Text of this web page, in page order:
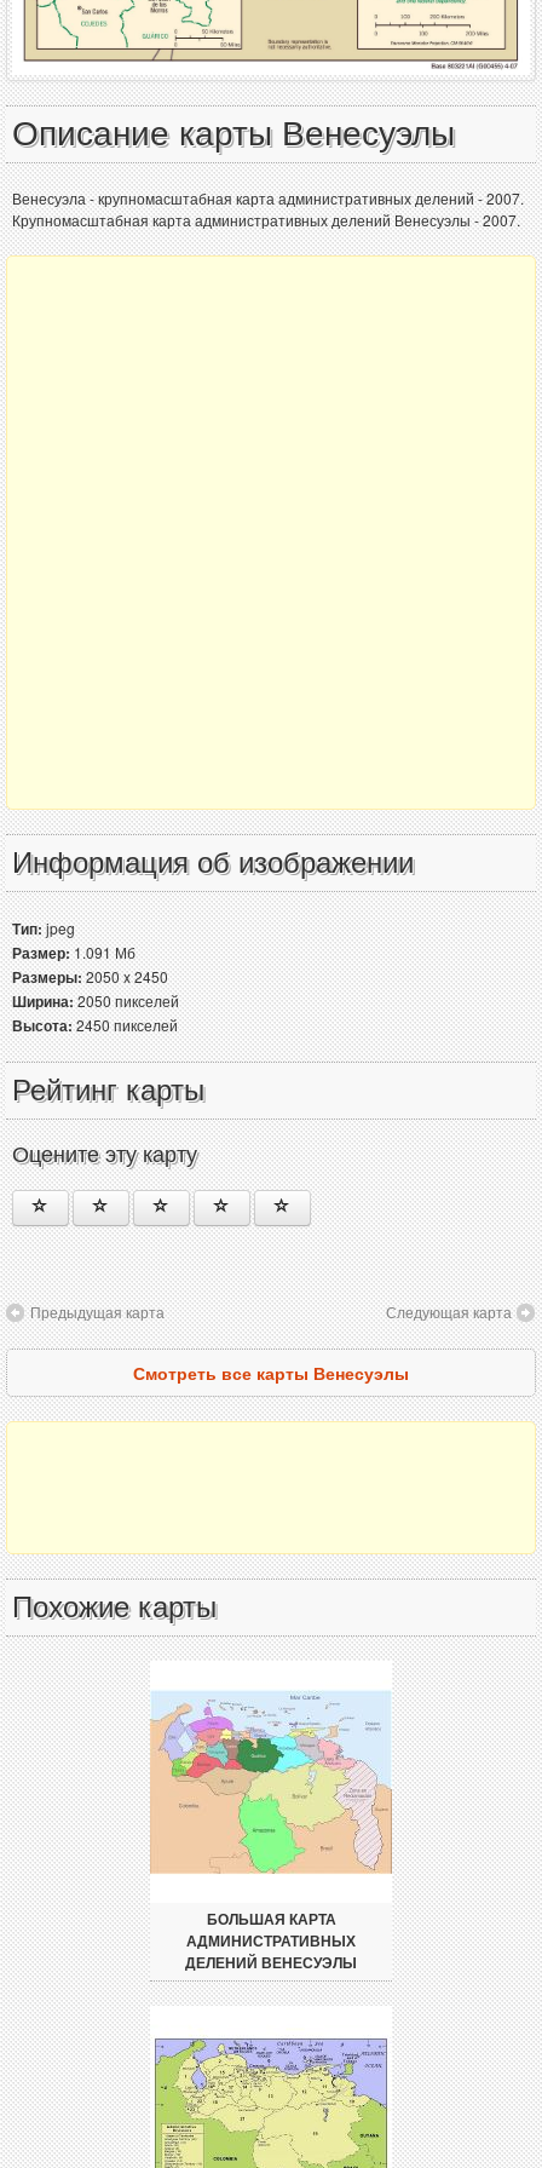
Описание карты Венесуэлы
Венесуэла - крупномасштабная карта административных делений - 2007.
Крупномасштабная карта административных делений Венесуэлы - 2007.
Информация об изображении
Тип:jpeg
Размер:1.091 Мб
Размеры:2050 x 2450
Ширина:2050 пикселей
Высота:2450 пикселей
Рейтинг карты
Оцените эту карту
Предыдущая карта Следующая карта
Смотреть все карты Венесуэлы
Похожие карты
БОЛЬШАЯ КАРТА
АДМИНИСТРАТИВНЫХ
ДЕЛЕНИЙ ВЕНЕСУЭЛЫ